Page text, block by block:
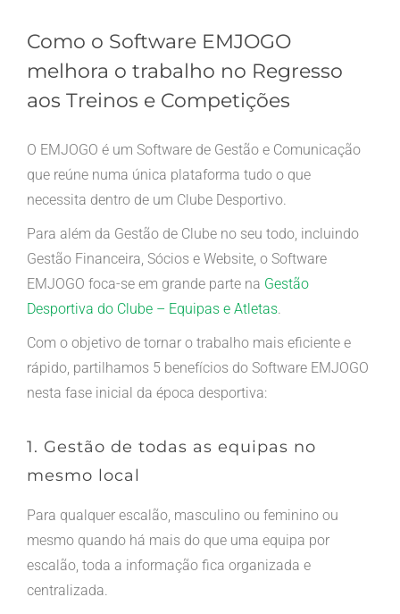
Como o Software EMJOGO
melhora o trabalho no Regresso
aos Treinos e Competições
O EMJOGO é um Software de Gestão e Comunicação
que reúne numa única plataforma tudo o que
necessita dentro de um Clube Desportivo.
Para além da Gestão de Clube no seu todo, incluindo
Gestão Financeira, Sócios e Website, o Software
EMJOGO foca-se em grande parte na Gestão
Desportiva do Clube – Equipas e Atletas
Com o objetivo de tornar o trabalho mais eficiente e
rápido, partilhamos 5 benefícios do Software EMJOGO
nesta fase inicial da época desportiva:
1. Gestão de todas as equipas no
mesmo local
Para qualquer escalão, masculino ou feminino ou
mesmo quando há mais do que uma equipa por
escalão, toda a informação fica organizada e
centralizada.